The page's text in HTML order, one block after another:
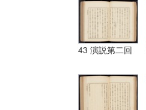
43 演説第二回